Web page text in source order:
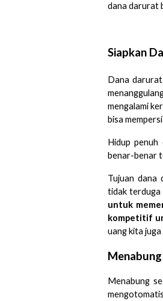
dana darurat
Siapkan
Dana
mengalami
bisa
Hidup penuh
benar-benar
Tujuan dana
tidak
untuk
kompetitif
uang kita
Menabung